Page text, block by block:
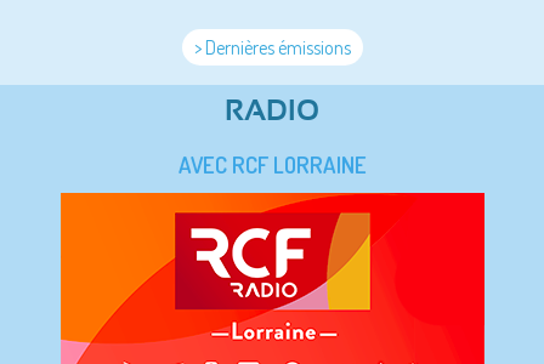
> Dernières émissions
RADIO
AVEC RCF LORRAINE